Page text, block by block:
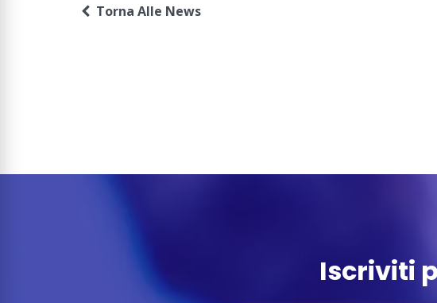
Torna Alle News
Iscriviti